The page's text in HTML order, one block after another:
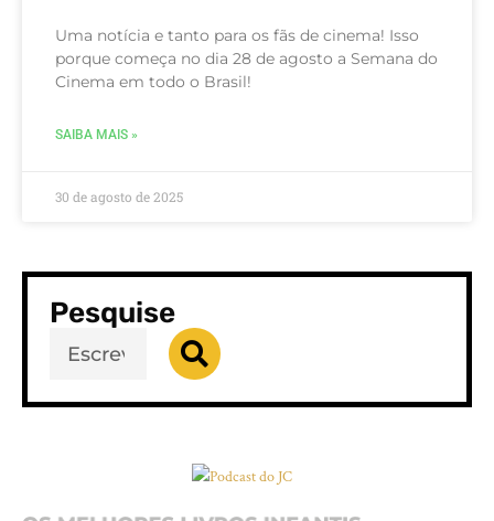
Uma notícia e tanto para os fãs de cinema! Isso
porque começa no dia 28 de agosto a Semana do
Cinema em todo o Brasil!
SAIBA MAIS »
30 de agosto de 2025
Pesquise